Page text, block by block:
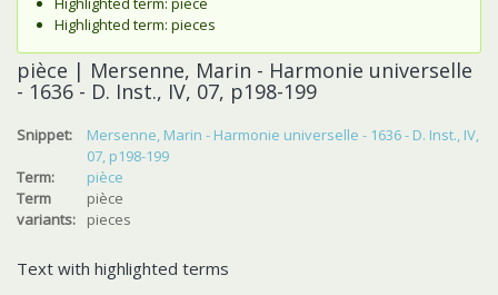
Highlighted term: pieces
pièce | Mersenne, Marin - Harmonie universelle
- 1636 - D. Inst., IV, 07, p198-199
Snippet:
Mersenne, Marin - Harmonie universelle - 1636 - D. Inst., IV,
07, p198-199
Term:
pièce
Term
variants:
pièce
pieces
Text with highlighted terms